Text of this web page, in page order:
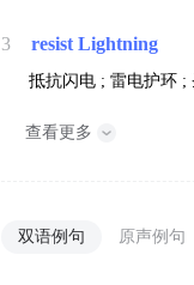
3 resist Lightning
抵抗闪电 ; 雷电护环 ;
查看更多
双语例句 原声例句